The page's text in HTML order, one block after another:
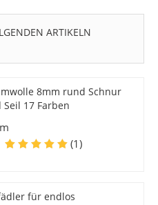
ARTIKELN
8mm rund Schnur
17 Farben
(1)
für endlos